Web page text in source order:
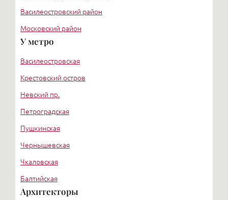
Василеостровский район
Московский район
Курортный район
У метро
Василеостровская
Крестовский остров
Невский пр.
Петроградская
Пушкинская
Чернышевская
Чкаловская
Балтийская
Старая деревня
Архитекторы